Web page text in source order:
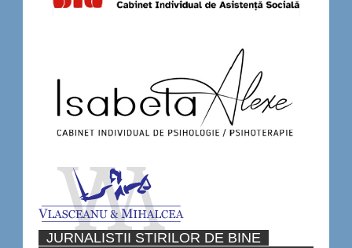
JURNALISTII STIRILOR DE BINE